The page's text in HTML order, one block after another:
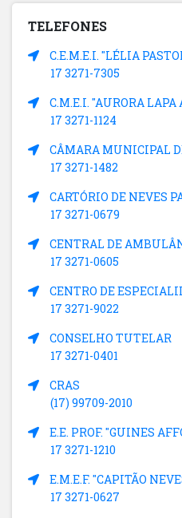
TELEFONES
C.E.M.E.I. "LÉLIA
17 3271-7305
C.M.E.I. "AURORA LAPA
17 3271-1124
CÂMARA MUNICIPAL
17 3271-1482
CARTÓRIO DE NEVES
17 3271-0679
CENTRAL DE
17 3271-0605
CENTRO DE
17 3271-9022
CONSELHO TUTELAR
17 3271-0401
CRAS
(17) 99709-2010
E.E. PROF. "GUINES
17 3271-1210
E.M.E.F. "CAPITÃO
17 3271-0627